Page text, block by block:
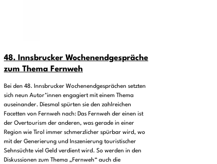
48. Innsbrucker Wochenendgespräche
zum Thema Fernweh
Bei den 48. Innsbrucker Wochenendgesprächen setzten
sich neun Autor*innen engagiert mit einem Thema
auseinander. Diesmal spürten sie den zahlreichen
Facetten von Fernweh nach: Das Fernweh der einen ist
der Overtourism der anderen, was gerade in einer
Region wie Tirol immer schmerzlicher spürbar wird, wo
mit der Generierung und Inszenierung touristischer
Sehnsüchte viel Geld verdient wird. So werden in den
Diskussionen zum Thema „Fernweh“ auch die